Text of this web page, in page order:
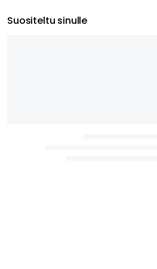
Suositeltu sinulle